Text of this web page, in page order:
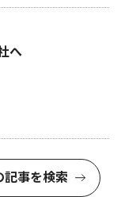
へ
記事を検索